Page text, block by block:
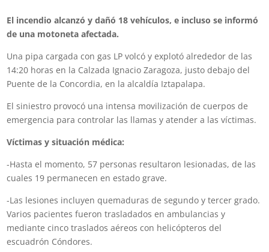
El incendio alcanzó y dañó 18 vehículos, e incluso se informó
de una motoneta afectada.
Una pipa cargada con gas LP volcó y explotó alrededor de las
14:20 horas en la Calzada Ignacio Zaragoza, justo debajo del
Puente de la Concordia, en la alcaldía Iztapalapa.
El siniestro provocó una intensa movilización de cuerpos de
emergencia para controlar las llamas y atender a las víctimas.
Víctimas y situación médica:
-Hasta el momento, 57 personas resultaron lesionadas, de las
cuales 19 permanecen en estado grave.
-Las lesiones incluyen quemaduras de segundo y tercer grado.
Varios pacientes fueron trasladados en ambulancias y
mediante cinco traslados aéreos con helicópteros del
escuadrón Cóndores.